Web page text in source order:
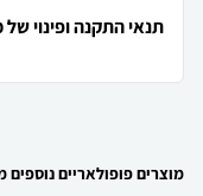
תנאי התקנה ופינוי
מוצרים פופולאריים נוספים